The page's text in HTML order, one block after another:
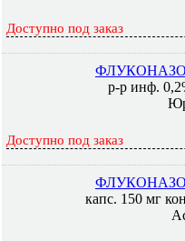
Доступно под заказ
р-р инф.
Доступно под заказ
капс. 150 мг